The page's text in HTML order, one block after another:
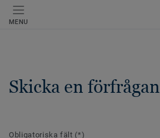
MENU
Skicka en förfrågan
Obligatoriska fält (*)